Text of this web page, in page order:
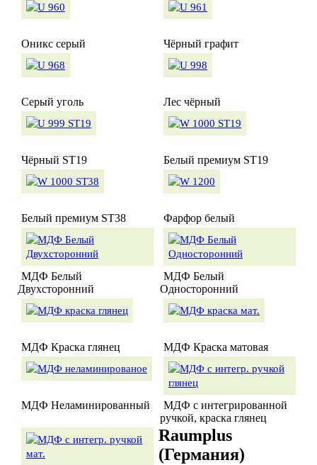
Оникс серый Чёрный графит
Серый уголь Лес чёрный
Чёрный ST19 Белый премиум ST19
Белый премиум ST38 Фарфор белый
МДФ Белый
Двухсторонний
МДФ Белый
Односторонний
МДФ Краска глянец МДФ Краска матовая
МДФ Неламинированный
МДФ с интегрированной
ручкой, краска глянец
Raumplus
(Германия)